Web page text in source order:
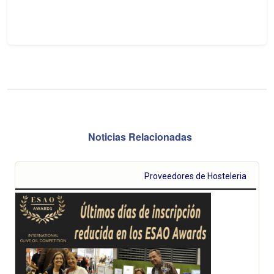
Noticias Relacionadas
Proveedores de Hosteleria